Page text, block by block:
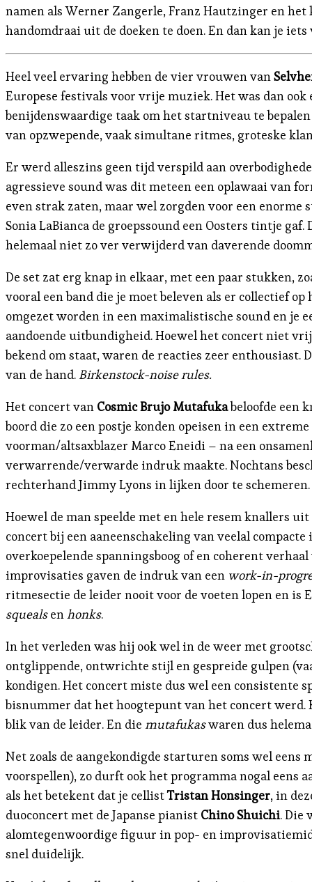
namen als Werner Zangerle, Franz Hautzinger en het
handomdraai uit de doeken te doen. En dan kan je
Heel veel ervaring hebben de vier vrouwen van
Europese festivals voor vrije muziek. Het was dan
benijdenswaardige taak om het startniveau te
van opzwepende, vaak simultane ritmes, groteske
Er werd alleszins geen tijd verspild aan
agressieve sound was dit meteen een oplawaai van
even strak zaten, maar wel zorgden voor een
Sonia LaBianca de groepssound een Oosters tintje
helemaal niet zo ver verwijderd van daverende
De set zat erg knap in elkaar, met een paar stukken,
vooral een band die je moet beleven als er collectief
omgezet worden in een maximalistische sound en je
aandoende uitbundigheid. Hoewel het concert niet
bekend om staat, waren de reacties zeer enthousiast.
van de hand. Birkenstock-noise rules.
Het concert van Cosmic Brujo Mutafukabeloofde een
boord die zo een postje konden opeisen in een
voorman/altsaxblazer Marco Eneidi – na een
verwarrende/verwarde indruk maakte. Nochtans
rechterhand Jimmy Lyons in lijken door te
Hoewel de man speelde met en hele resem knallers
concert bij een aaneenschakeling van veelal
overkoepelende spanningsboog of en coherent
improvisaties gaven de indruk van een work-in-
ritmesectie de leider nooit voor de voeten lopen en
squealsenhonks.
In het verleden was hij ook wel in de weer met
ontglippende, ontwrichte stijl en gespreide gulpen
kondigen. Het concert miste dus wel een consistente
bisnummer dat het hoogtepunt van het concert werd.
blik van de leider. En die mutafukaswaren dus
Net zoals de aangekondigde starturen soms wel
voorspellen), zo durft ook het programma nogal
als het betekent dat je cellistTristan Honsinger, in
duoconcert met de Japanse pianist Chino Shuichi. Die
alomtegenwoordige figuur in pop- en
snel duidelijk.